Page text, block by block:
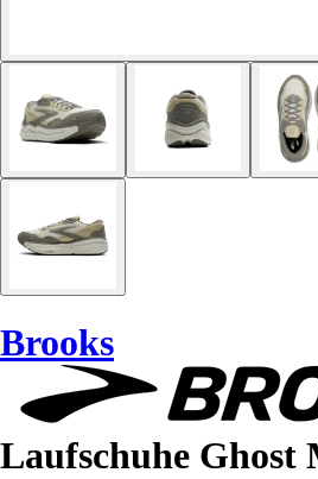
Brooks
Laufschuhe Ghost